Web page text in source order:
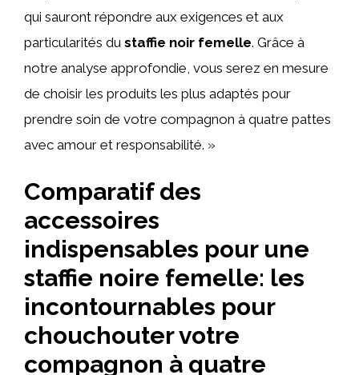
qui sauront répondre aux exigences et aux
particularités du staffie noir femelle. Grâce à
notre analyse approfondie, vous serez en mesure
de choisir les produits les plus adaptés pour
prendre soin de votre compagnon à quatre pattes
avec amour et responsabilité. »
Comparatif des
accessoires
indispensables pour une
staffie noire femelle: les
incontournables pour
chouchouter votre
compagnon à quatre